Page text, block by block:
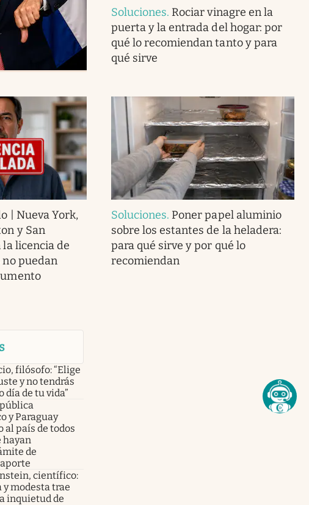
Soluciones. Rociar vinagre en la
puerta y la entrada del hogar: por
qué lo recomiendan tanto y para
qué sirve
| Nueva York,
y San
licencia de
puedan
Soluciones. Poner papel aluminio
sobre los estantes de la heladera:
para qué sirve y por qué lo
recomiendan
filósofo: “Elige
y no tendrás
día de tu vida”
y Paraguay
al país de todos
hayan
de
científico:
y modesta trae
inquietud de